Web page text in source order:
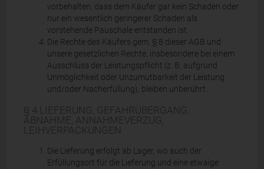
vorbehalten, dass dem Käufer gar kein Schaden oder
nur ein wesentlich geringerer Schaden als
vorstehende Pauschale entstanden ist.
Die Rechte des Käufers gem. § 8 dieser AGB und
unsere gesetzlichen Rechte, insbesondere bei einem
Ausschluss der Leistungspflicht (z. B. aufgrund
Unmöglichkeit oder Unzumutbarkeit der Leistung
und/oder Nacherfüllung), bleiben unberührt.
§ 4 LIEFERUNG, GEFAHRÜBERGANG,
ABNAHME, ANNAHMEVERZUG,
LEIHVERPACKUNGEN
Die Lieferung erfolgt ab Lager, wo auch der
Erfüllungsort für die Lieferung und eine etwaige